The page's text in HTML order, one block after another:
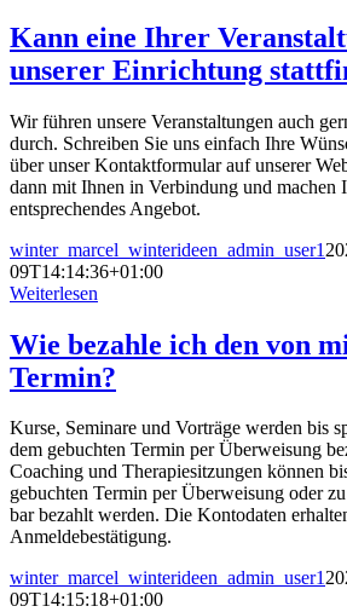
Kann eine Ihrer
unserer Einrichtung
Wir führen unsere Veranstaltungen auch
durch. Schreiben Sie uns einfach Ihre
über unser Kontaktformular auf unserer
dann mit Ihnen in Verbindung und machen
entsprechendes Angebot.
winter_marcel_winterideen_admin_user1
09T14:14:36+01:00
Weiterlesen
Wie bezahle ich den von
Termin?
Kurse, Seminare und Vorträge werden bis
dem gebuchten Termin per Überweisung
Coaching und Therapiesitzungen können
gebuchten Termin per Überweisung oder
bar bezahlt werden. Die Kontodaten
Anmeldebestätigung.
winter_marcel_winterideen_admin_user1
09T14:15:18+01:00